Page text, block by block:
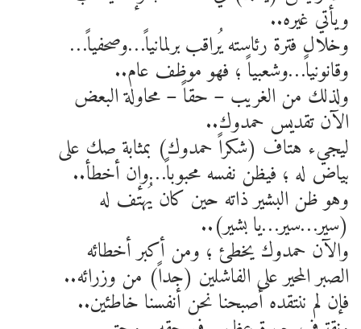
ويأتي غيره..
وخلال فترة رئاسته يُراقب برلمانياً…وصحفياً…
وقانونياً…وشعبياً ؛ فهو موظف عام..
ولذلك من الغريب – حقاً – محاولة البعض
الآن تقديس حمدوك..
ليجيء هتاف (شكراً حمدوك) بمثابة صك على
بياض له ؛ فيظن نفسه محبوباً…وإن أخطأ..
وهو ظن البشير ذاته حين كان يُهتف له
(سير…سير…يا بشير)..
والآن حمدوك يخطئ ؛ ومن أكبر أخطائه
الصبر المحير على الفاشلين (جداً) من وزرائه..
فإن لم ننتقده أصبحنا نحن أنفسنا خاطئين..